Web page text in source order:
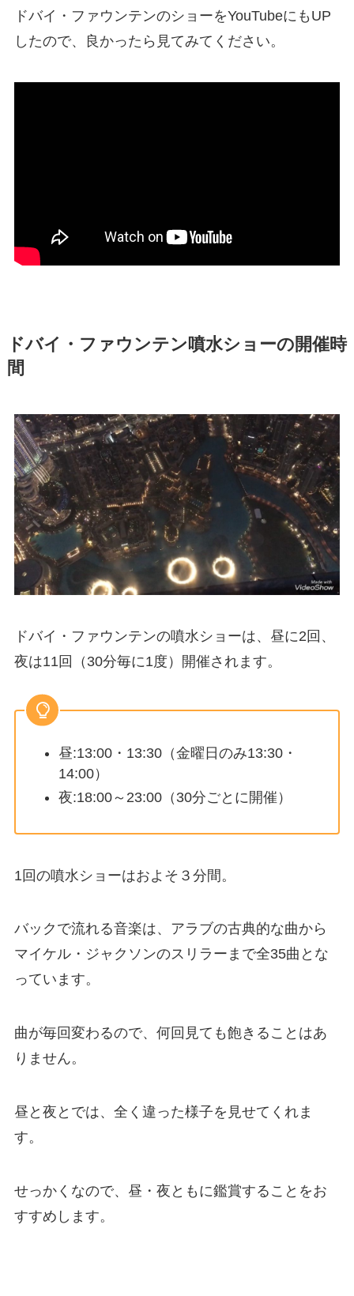
ドバイ・ファウンテンのショーをYouTubeにもUP
したので、良かったら見てみてください。
ドバイ・ファウンテン噴水ショーの開催時
間
ドバイ・ファウンテンの噴水ショーは、昼に2回、
夜は11回（30分毎に1度）開催されます。
昼:13:00・13:30（金曜日のみ13:30・
14:00）
夜:18:00～23:00（30分ごとに開催）
1回の噴水ショーはおよそ３分間。
バックで流れる音楽は、アラブの古典的な曲から
マイケル・ジャクソンのスリラーまで全35曲とな
っています。
曲が毎回変わるので、何回見ても飽きることはあ
りません。
昼と夜とでは、全く違った様子を見せてくれま
す。
せっかくなので、昼・夜ともに鑑賞することをお
すすめします。